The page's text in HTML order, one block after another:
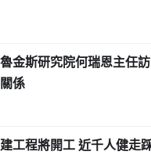
金斯研究院何瑞恩主任
係
工程將開工 近千人健走